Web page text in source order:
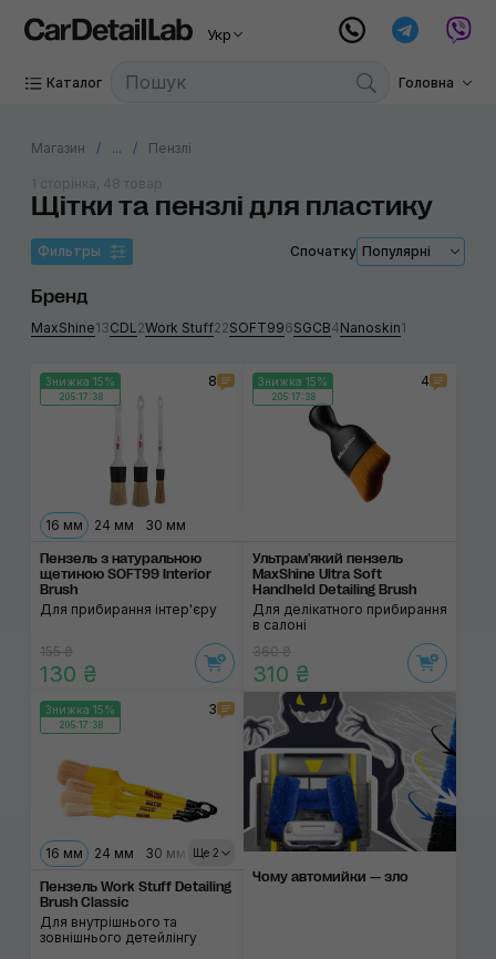
Укр
Каталог Головна
Магазин ... Пензлі
Щітки та пензлі для пластику
1 сторінка, 48 товар
Фильтры Спочатку Популярні
Бренд
MaxShine13CDL2Work Stuff22SOFT996SGCB4Nanoskin1
Знижка 15%
205:17:38
8
16 мм 24 мм 30 мм
Пензель з натуральною
щетиною SOFT99 Interior
Brush
Для прибирання інтер'єру
155 ₴
130 ₴
Знижка 15%
205:17:38
4
Ультрам'який пензель
MaxShine Ultra Soft
Handheld Detailing Brush
Для делікатного прибирання
в салоні
360 ₴
310 ₴
Знижка 15%
205:17:38
3
Ще 2
16 мм 24 мм 30 мм 40 мм
Пензель Work Stuff Detailing
Brush Classic
Для внутрішнього та
зовнішнього детейлінгу
Чому автомийки — зло